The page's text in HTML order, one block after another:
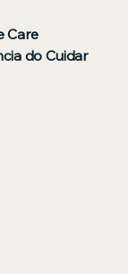
Care
do Cuidar